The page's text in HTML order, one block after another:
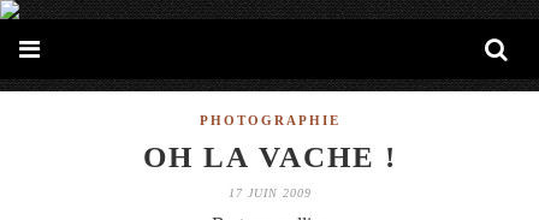
PHOTOGRAPHIE
OH LA VACHE !
17 JUIN 2009